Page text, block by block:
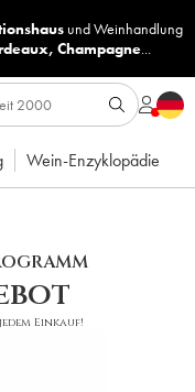
undWeinhandlung
, Champagne...
Wein-Enzyklopädie
Einkauf!